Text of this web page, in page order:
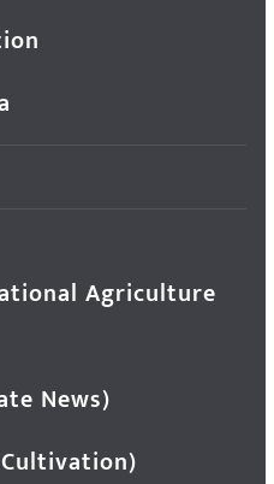
Agriculture
News)